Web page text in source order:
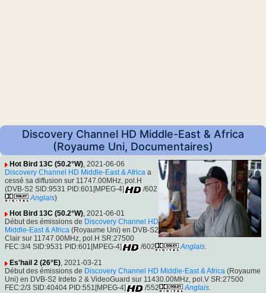
Discovery Channel HD Middle-East & Africa
(Royaume Uni, Documentaires)
Hot Bird 13C (50.2°W), 2021-06-06
Discovery Channel HD Middle-East & Africa a
cessé sa diffusion sur 11747.00MHz, pol.H
(DVB-S2 SID:9531 PID:601[MPEG-4]
/602
Anglais)
Hot Bird 13C (50.2°W), 2021-06-01
Début des émissions de Discovery Channel HD
Middle-East & Africa (Royaume Uni) en DVB-S2
Clair sur 11747.00MHz, pol.H SR:27500
FEC:3/4 SID:9531 PID:601[MPEG-4]
/602 Anglais.
Es'hail 2 (26°E), 2021-03-21
Début des émissions de Discovery Channel HD Middle-East & Africa (Royaume
Uni) en DVB-S2 Irdeto 2 & VideoGuard sur 11430.00MHz, pol.V SR:27500
FEC:2/3 SID:40404 PID:551[MPEG-4]
/552 Anglais.